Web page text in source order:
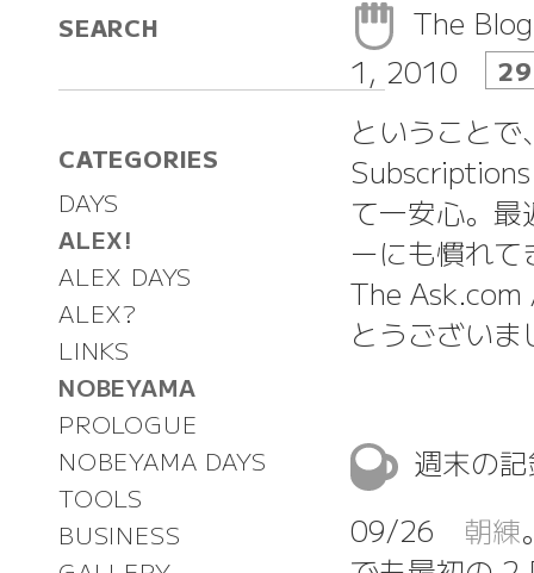
SEARCH
CATEGORIES
DAYS
ALEX!
ALEX DAYS
ALEX?
LINKS
NOBEYAMA
PROLOGUE
NOBEYAMA DAYS
TOOLS
BUSINESS
The
1, 2010
ということ
て一安心。
ーにも慣れ
The Ask.com
とうございま
週末の
09/26 朝練